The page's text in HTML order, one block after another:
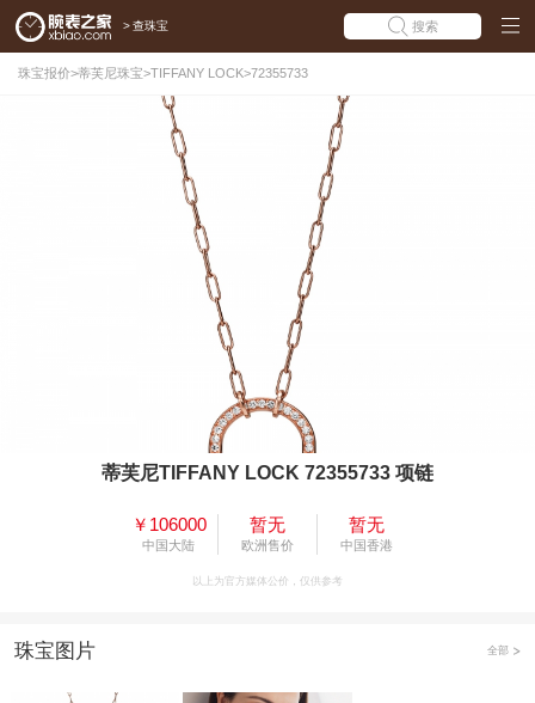
> 查珠宝 搜索
珠宝报价>蒂芙尼珠宝>TIFFANY LOCK>72355733
蒂芙尼TIFFANY LOCK 72355733 项链
￥106000
中国大陆
暂无
欧洲售价
暂无
中国香港
以上为官方媒体公价，仅供参考
珠宝图片 全部